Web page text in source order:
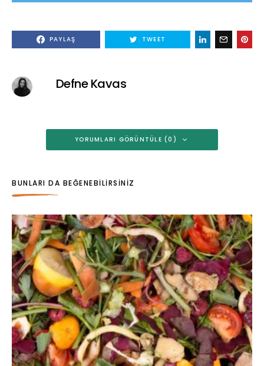
PAYLAŞ TWEET
Defne Kavas
YORUMLARI GÖRÜNTÜLE (0)
BUNLARI DA BEĞENEBILIRSINIZ